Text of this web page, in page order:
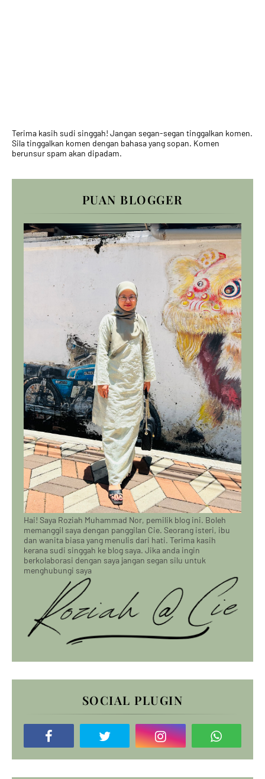
Terima kasih sudi singgah! Jangan segan-segan tinggalkan komen.
Sila tinggalkan komen dengan bahasa yang sopan. Komen
berunsur spam akan dipadam.
PUAN BLOGGER
Hai! Saya Roziah Muhammad Nor, pemilik blog ini. Boleh
memanggil saya dengan panggilan Cie. Seorang isteri, ibu
dan wanita biasa yang menulis dari hati. Terima kasih
kerana sudi singgah ke blog saya. Jika anda ingin
berkolaborasi dengan saya jangan segan silu untuk
menghubungi saya
SOCIAL PLUGIN